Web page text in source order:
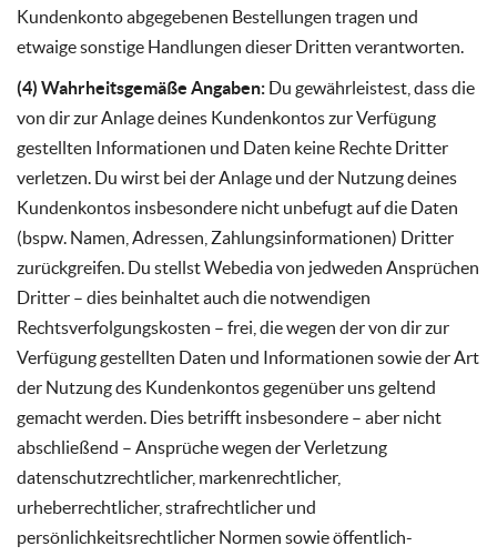
Kundenkonto abgegebenen Bestellungen tragen und
etwaige sonstige Handlungen dieser Dritten verantworten.
(4) Wahrheitsgemäße Angaben: Du gewährleistest, dass die
von dir zur Anlage deines Kundenkontos zur Verfügung
gestellten Informationen und Daten keine Rechte Dritter
verletzen. Du wirst bei der Anlage und der Nutzung deines
Kundenkontos insbesondere nicht unbefugt auf die Daten
(bspw. Namen, Adressen, Zahlungsinformationen) Dritter
zurückgreifen. Du stellst Webedia von jedweden Ansprüchen
Dritter – dies beinhaltet auch die notwendigen
Rechtsverfolgungskosten – frei, die wegen der von dir zur
Verfügung gestellten Daten und Informationen sowie der Art
der Nutzung des Kundenkontos gegenüber uns geltend
gemacht werden. Dies betrifft insbesondere – aber nicht
abschließend – Ansprüche wegen der Verletzung
datenschutzrechtlicher, markenrechtlicher,
urheberrechtlicher, strafrechtlicher und
persönlichkeitsrechtlicher Normen sowie öffentlich-